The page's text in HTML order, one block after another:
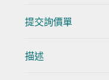
提交詢價單
描述